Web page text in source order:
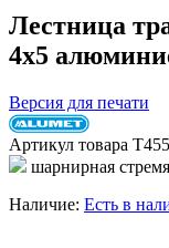
Лестница
4х5
Версия для печати
Артикул товара Т455
шарнирная
Наличие: Есть в